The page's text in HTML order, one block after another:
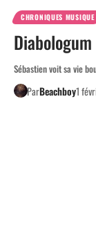
CHRONIQUES MUSIQUE
Sébastien voit sa vie
ParBeachboy1